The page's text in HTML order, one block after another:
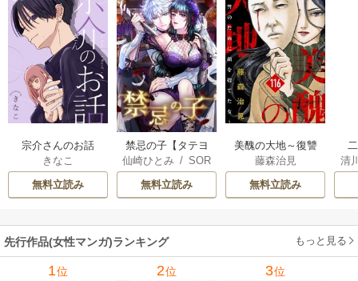
宗介さんのお話
きなこ
無料立読み
禁忌の子【タテヨ
ミ】
仙崎ひとみ /SOR
AJIMA
無料立読み
美醜の大地～復讐
のために顔を捨て
た女～（分冊版）
藤森治見
無料立読み
は
清
先行作品(女性マンガ)ランキング もっと見る
1位 2位 3位